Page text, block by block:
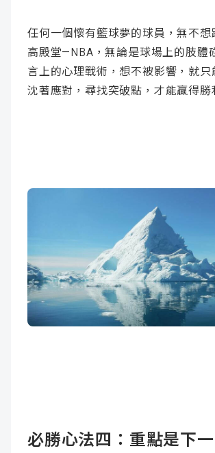
任何一個懷有籃球夢的球員，無不想
高殿堂—NBA，無論是球場上的肢體
言上的心理戰術，想不被影響，就只
沈著應對，尋找突破點，才能贏得勝
必勝心法四：重點是下